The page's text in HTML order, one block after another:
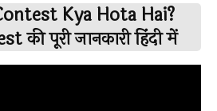
Kya Hota Hai?
की पूरी जानकारी हिंदी में